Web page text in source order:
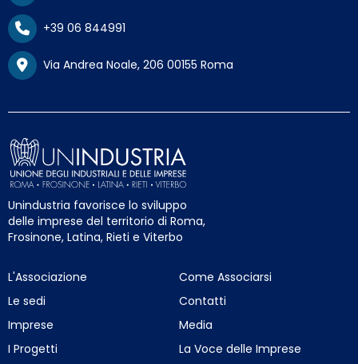
+39 06 844991
Via Andrea Noale, 206 00155 Roma
Unindustria favorisce lo sviluppo
delle imprese del territorio di Roma,
Frosinone, Latina, Rieti e Viterbo
L'Associazione
Le sedi
Imprese
I Progetti
Come Associarsi
Contatti
Media
La Voce delle Imprese